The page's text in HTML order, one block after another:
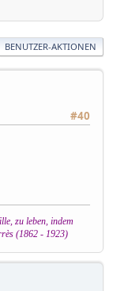
BENUTZER-AKTIONEN
#40
zu leben, indem
(1862 - 1923)